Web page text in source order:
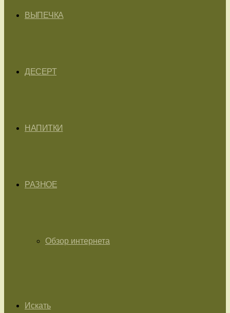
ВЫПЕЧКА
ДЕСЕРТ
НАПИТКИ
РАЗНОЕ
Обзор интернета
Искать